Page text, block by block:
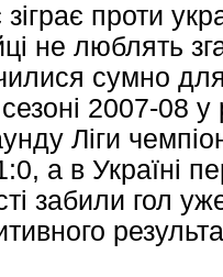
проти
не люблять
сумно
2007-08
Ліги
а в Україні
забили гол